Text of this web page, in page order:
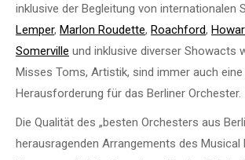
inklusive der Begleitung von internationalen
Lemper, Marlon Roudette, Roachford,
Somerville und inklusive diverser Showacts
Misses Toms, Artistik, sind immer auch
Herausforderung für das Berliner Orchester.
Die Qualität des „besten Orchesters aus
herausragenden Arrangements des Musical